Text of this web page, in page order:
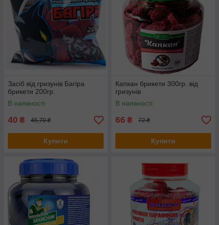
Засіб від гризунів Багіра
брикети 200гр.
В наявності
40 ₴ 45,70 ₴
Купити
Капкан брикети 300гр. від
гризунів
В наявності
66 ₴ 72 ₴
Купити